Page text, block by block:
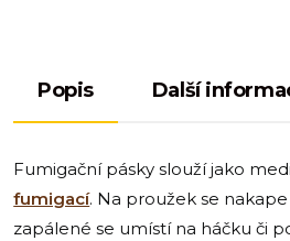
Popis Další
Fumigační pásky slouží jako
fumigací. Na proužek se
zapálené se umístí na háčku či